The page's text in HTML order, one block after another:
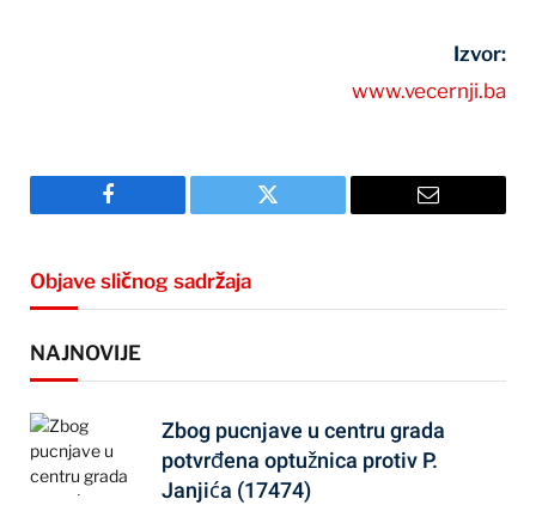
Izvor:
www.vecernji.ba
Facebook Twitter Email
Objave sličnog sadržaja
NAJNOVIJE
Zbog pucnjave u centru grada
potvrđena optužnica protiv P.
Janjića (17474)